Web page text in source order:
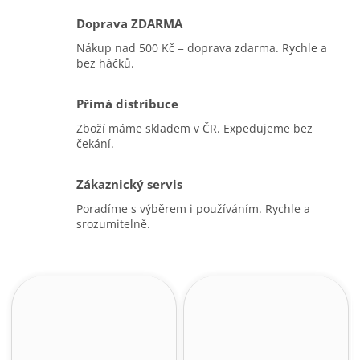
Doprava ZDARMA
Nákup nad 500 Kč = doprava zdarma. Rychle a
bez háčků.
Přímá distribuce
Zboží máme skladem v ČR. Expedujeme bez
čekání.
Zákaznický servis
Poradíme s výběrem i používáním. Rychle a
srozumitelně.